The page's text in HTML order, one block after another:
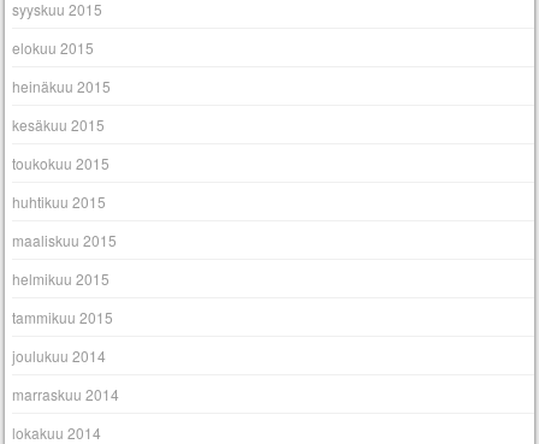
syyskuu 2015
elokuu 2015
heinäkuu 2015
kesäkuu 2015
toukokuu 2015
huhtikuu 2015
maaliskuu 2015
helmikuu 2015
tammikuu 2015
joulukuu 2014
marraskuu 2014
lokakuu 2014